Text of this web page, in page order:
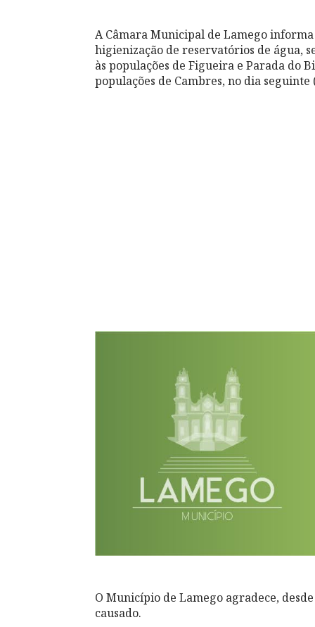
A Câmara Municipal de Lamego
higienização de reservatórios de água,
às populações de Figueira e Parada do
populações de Cambres, no dia seguinte
O Município de Lamego agradece,
causado.